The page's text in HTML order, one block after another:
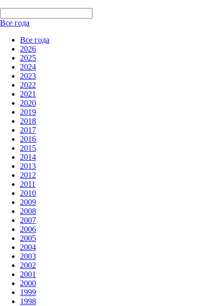
Все года
Все года
2026
2025
2024
2023
2022
2021
2020
2019
2018
2017
2016
2015
2014
2013
2012
2011
2010
2009
2008
2007
2006
2005
2004
2003
2002
2001
2000
1999
1998